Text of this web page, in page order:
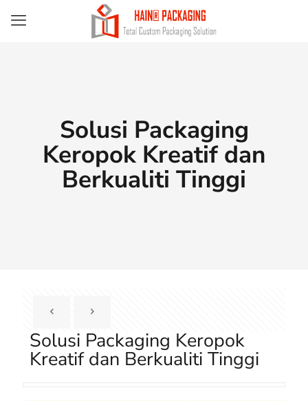
Solusi Packaging
Keropok Kreatif dan
Berkualiti Tinggi
Solusi Packaging Keropok
Kreatif dan Berkualiti Tinggi